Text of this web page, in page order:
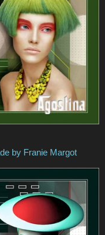
by Alyciane
Margot